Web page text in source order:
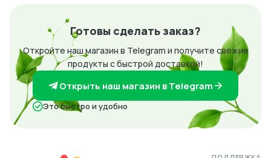
Готовы сделать заказ?
Откройте наш магазин в Telegram и получите свежие
продукты с быстрой доставкой!
Открыть наш магазин в Telegram
Это быстро и удобно